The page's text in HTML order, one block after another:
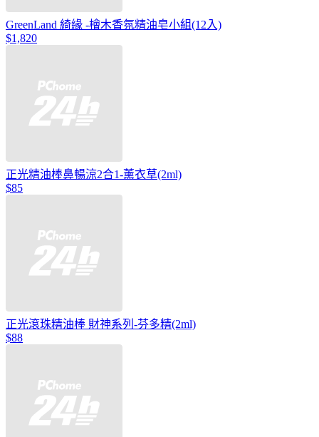
GreenLand 綺緣 -檜木香氛精油皂小組(12入)
$1,820
正光精油棒鼻暢涼2合1-薰衣草(2ml)
$85
正光滾珠精油棒 財神系列-芬多精(2ml)
$88